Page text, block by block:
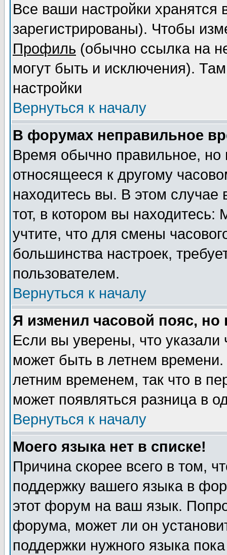
Все ваши настройки
зарегистрированы). Чтобы
Профиль (обычно ссылка на
могут быть и исключения).
настройки
Вернуться к началу
В форумах неправильное
Время обычно правильное,
относящееся к другому
находитесь вы. В этом
тот, в котором вы
учтите, что для смены
большинства настроек,
пользователем.
Вернуться к началу
Я изменил часовой пояс,
Если вы уверены, что указали
может быть в летнем
летним временем, так что в
может появляться разница в
Вернуться к началу
Моего языка нет в списке!
Причина скорее всего в том,
поддержку вашего языка в
этот форум на ваш язык.
форума, может ли он
поддержки нужного языка